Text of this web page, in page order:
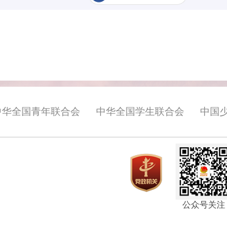
华全国青年联合会 中华全国学生联合会 中国
公众号关注